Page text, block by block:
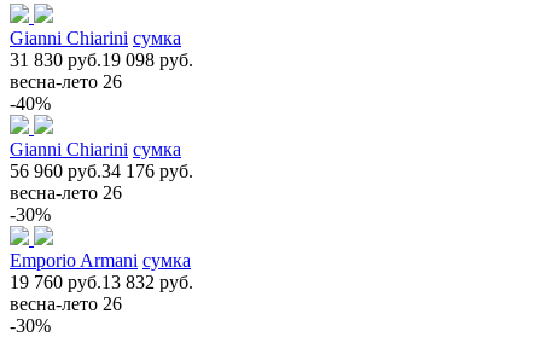
Gianni Chiarini сумка
31 830 руб.19 098 руб.
весна-лето 26
-40%
Gianni Chiarini сумка
56 960 руб.34 176 руб.
весна-лето 26
-30%
Emporio Armani сумка
19 760 руб.13 832 руб.
весна-лето 26
-30%